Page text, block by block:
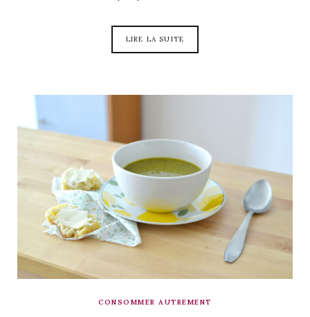
LIRE LA SUITE
CONSOMMER AUTREMENT